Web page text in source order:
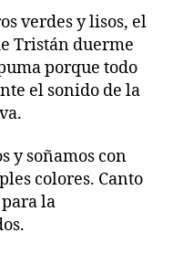
verdes y lisos, el
Tristán duerme
porque todo
el sonido de la
y soñamos con
colores. Canto
la